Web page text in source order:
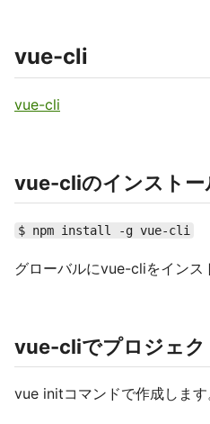
vue-cli
vue-cli
vue-cliのインストー
$ npm install -g vue-cli
グローバルにvue-cliをインス
vue-cliでプロジェク
vue initコマンドで作成します